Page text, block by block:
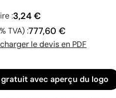
:3,24 €
TVA) :777,60 €
le devis en PDF
gratuit avec aperçu du logo